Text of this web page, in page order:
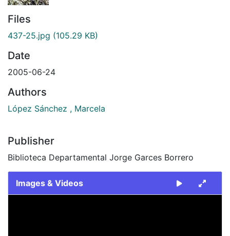
Files
437-25.jpg (105.29 KB)
Date
2005-06-24
Authors
López Sánchez , Marcela
Publisher
Biblioteca Departamental Jorge Garces Borrero
Images & Videos